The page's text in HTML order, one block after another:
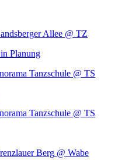
Allee @ TZ
Planung
Tanzschule @ TS
Tanzschule @ TS
Berg @ Wabe